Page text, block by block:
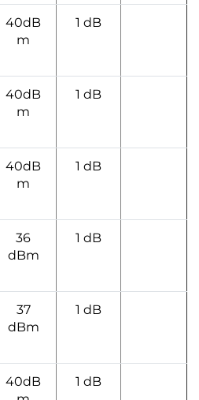
40dB
m
1 dB
40dB
m
1 dB
40dB
m
1 dB
36
dBm
1 dB
37
dBm
1 dB
40dB
1 dB